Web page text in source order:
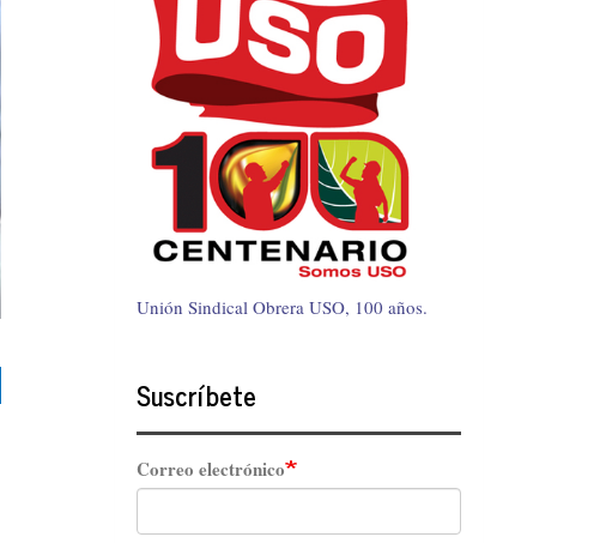
Unión Sindical Obrera USO, 100 años.
Suscríbete
Correo electrónico